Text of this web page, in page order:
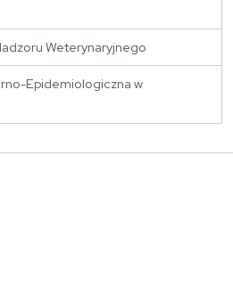
Weterynaryjnego
Epidemiologiczna w